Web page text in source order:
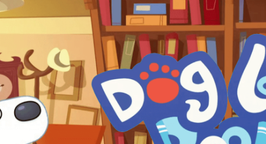
角色名 (英文/中文) 配音演员 角色简介
​Rosetta / 罗塞塔​ 梅根·希尔提 花园精灵队
​Chloe / 克洛伊​ 布兰达·宋 花园精灵队
​Rumble / 朗伯​ 信息缺失 风暴精灵队
​Glimmer / 格丽默​ 信息缺失 风暴精灵队